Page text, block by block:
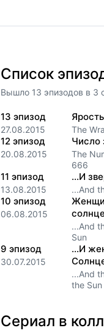
Список
Вышло 13 эпизодов в 3
13 эпизод
27.08.2015 The
12 эпизод
20.08.2015
Число
The
666
11 эпизод
13.08.2015
...И
...And
10 эпизод
06.08.2015
солнце
...And
Sun
9 эпизод
30.07.2015
...И
...And
the Sun
Сериал в